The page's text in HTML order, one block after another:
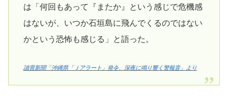
は「何回もあって『またか』という感じで危機感
はないが、いつか石垣島に飛んでくるのではない
かという恐怖も感じる」と語った。
讀賣新聞「沖縄県「Ｊアラート」発令、深夜に鳴り響く警報音」より